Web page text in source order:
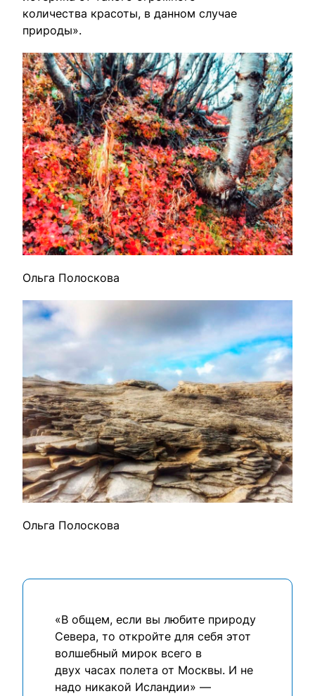
количества красоты, в данном случае
природы».
Ольга Полоскова
Ольга Полоскова
«В общем, если вы любите природу
Севера, то откройте для себя этот
волшебный мирок всего в
двух часах полета от Москвы. И не
надо никакой Исландии» —